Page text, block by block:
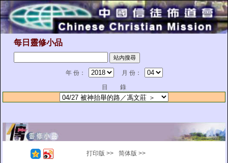
每日靈修小品
年 份：
月 份：
目 錄
打印版 >> 简体版 >>